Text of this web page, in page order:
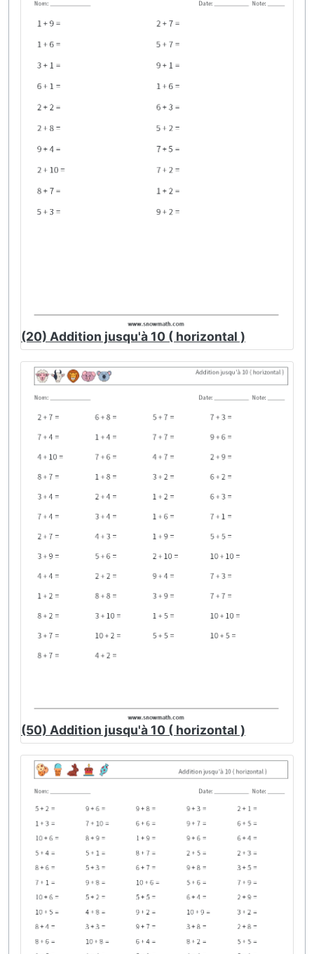
(20) Addition jusqu'à 10 ( horizontal )
(50) Addition jusqu'à 10 ( horizontal )